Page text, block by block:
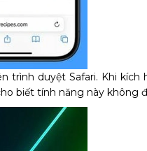
duyệt Safari. Khi
biết tính năng này không